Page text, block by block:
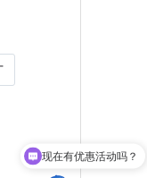
Woot能为卖家解决什么痛点？